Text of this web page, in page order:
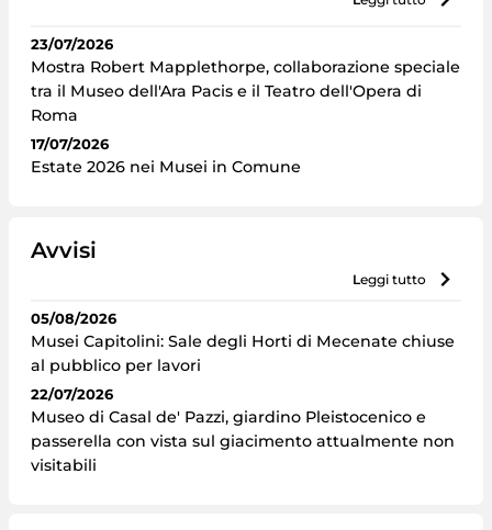
23/07/2026
Mostra Robert Mapplethorpe, collaborazione speciale
tra il Museo dell'Ara Pacis e il Teatro dell'Opera di
Roma
17/07/2026
Estate 2026 nei Musei in Comune
Avvisi
leggi tutto
05/08/2026
Musei Capitolini: Sale degli Horti di Mecenate chiuse
al pubblico per lavori
22/07/2026
Museo di Casal de' Pazzi, giardino Pleistocenico e
passerella con vista sul giacimento attualmente non
visitabili